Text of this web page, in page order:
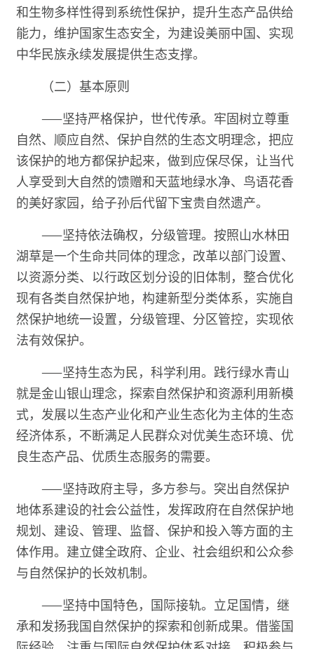
和生物多样性得到系统性保护，提升生态产品供给
能力，维护国家生态安全，为建设美丽中国、实现
中华民族永续发展提供生态支撑。
（二）基本原则
——坚持严格保护，世代传承。牢固树立尊重
自然、顺应自然、保护自然的生态文明理念，把应
该保护的地方都保护起来，做到应保尽保，让当代
人享受到大自然的馈赠和天蓝地绿水净、鸟语花香
的美好家园，给子孙后代留下宝贵自然遗产。
——坚持依法确权，分级管理。按照山水林田
湖草是一个生命共同体的理念，改革以部门设置、
以资源分类、以行政区划分设的旧体制，整合优化
现有各类自然保护地，构建新型分类体系，实施自
然保护地统一设置，分级管理、分区管控，实现依
法有效保护。
——坚持生态为民，科学利用。践行绿水青山
就是金山银山理念，探索自然保护和资源利用新模
式，发展以生态产业化和产业生态化为主体的生态
经济体系，不断满足人民群众对优美生态环境、优
良生态产品、优质生态服务的需要。
——坚持政府主导，多方参与。突出自然保护
地体系建设的社会公益性，发挥政府在自然保护地
规划、建设、管理、监督、保护和投入等方面的主
体作用。建立健全政府、企业、社会组织和公众参
与自然保护的长效机制。
——坚持中国特色，国际接轨。立足国情，继
承和发扬我国自然保护的探索和创新成果。借鉴国